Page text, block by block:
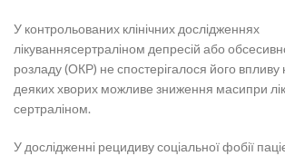
У контрольованих клінічних дослідженнях
лікуваннясертраліном депресій або
розладу (ОКР) не спостерігалося його впливу
деяких хворих можливе зниження масипри
сертраліном.
У дослідженні рецидиву соціальної фобії